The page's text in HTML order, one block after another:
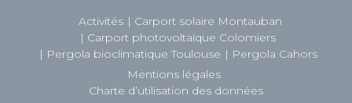
Activités
Carport solaire Montauban
Carport photovoltaïque Colomiers
Pergola bioclimatique Toulouse
Pergola Cahors
Mentions légales
Charte d’utilisation des données